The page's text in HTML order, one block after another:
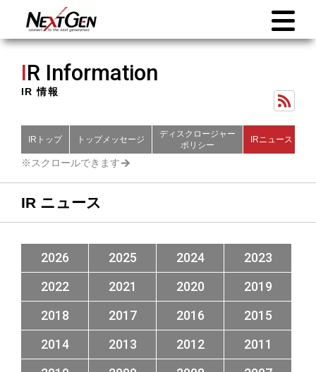
IR Information
IR 情報
IRトップ トップメッセージ
ディスクロージャー
ポリシー
IRニュース
IR ニュース
2026 2025 2024
2023
2022
2021 2020
2019
2018
2017 2016
2015
2014
2013 2012
2011